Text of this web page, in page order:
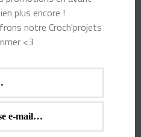
: le confort japonais au
plus encore !
notre Croch'projets
<3